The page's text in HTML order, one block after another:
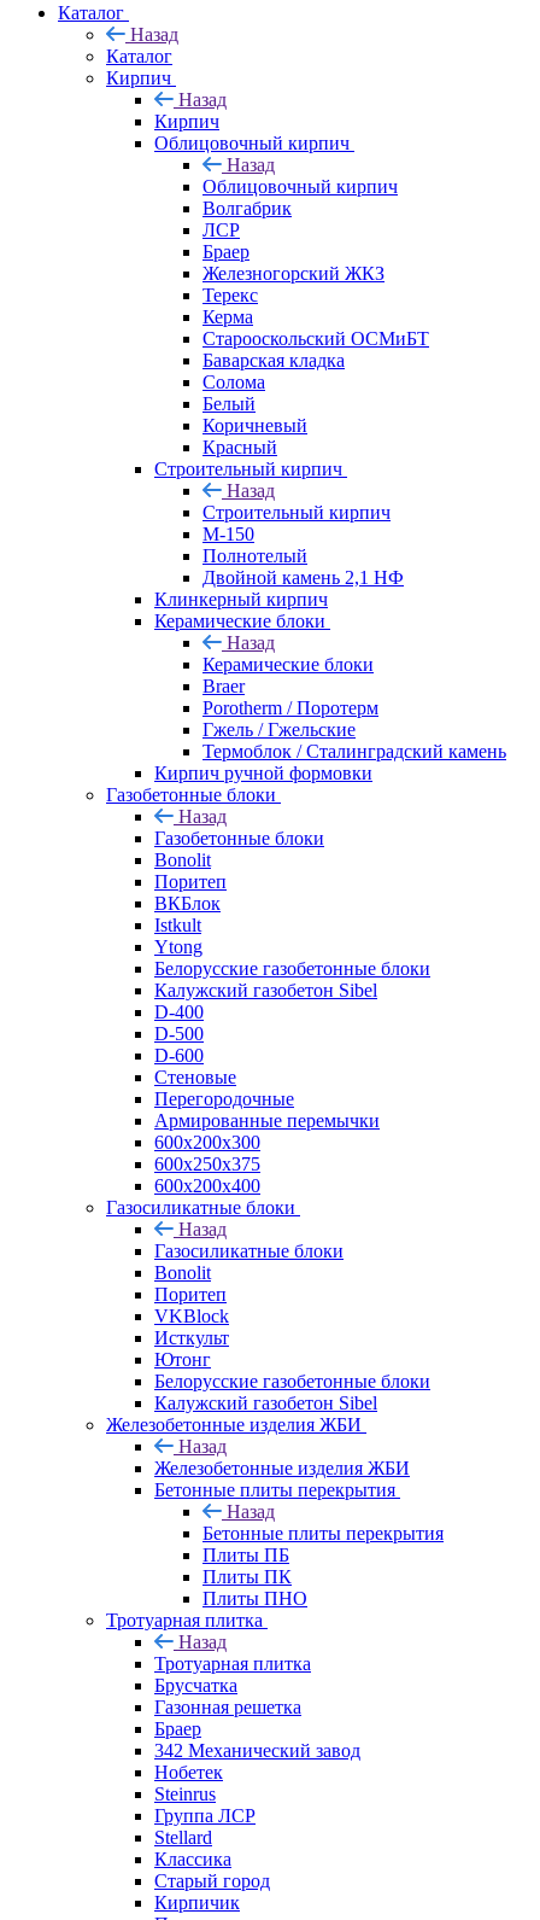
Каталог
Назад
Каталог
Кирпич
Назад
Кирпич
Облицовочный кирпич
Назад
Облицовочный кирпич
Волгабрик
ЛСР
Браер
Железногорский ЖКЗ
Терекс
Керма
Старооскольский ОСМиБТ
Баварская кладка
Солома
Белый
Коричневый
Красный
Строительный кирпич
Назад
Строительный кирпич
М-150
Полнотелый
Двойной камень 2,1 НФ
Клинкерный кирпич
Керамические блоки
Назад
Керамические блоки
Braer
Porotherm / Поротерм
Гжель / Гжельские
Термоблок / Сталинградский камень
Кирпич ручной формовки
Газобетонные блоки
Назад
Газобетонные блоки
Bonolit
Поритеп
ВКБлок
Istkult
Ytong
Белорусские газобетонные блоки
Калужский газобетон Sibel
D-400
D-500
D-600
Стеновые
Перегородочные
Армированные перемычки
600х200х300
600х250х375
600х200х400
Газосиликатные блоки
Назад
Газосиликатные блоки
Bonolit
Поритеп
VKBlock
Исткульт
Ютонг
Белорусские газобетонные блоки
Калужский газобетон Sibel
Железобетонные изделия ЖБИ
Назад
Железобетонные изделия ЖБИ
Бетонные плиты перекрытия
Назад
Бетонные плиты перекрытия
Плиты ПБ
Плиты ПК
Плиты ПНО
Тротуарная плитка
Назад
Тротуарная плитка
Брусчатка
Газонная решетка
Браер
342 Механический завод
Нобетек
Steinrus
Группа ЛСР
Stellard
Классика
Старый город
Кирпичик